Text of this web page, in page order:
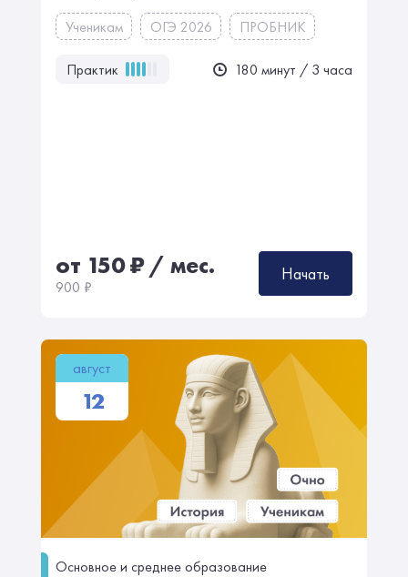
Ученикам ОГЭ 2026 ПРОБНИК
Практик 180 минут / 3 часа
от 150₽/ мес.
900 ₽
Начать
август
12
Основное и среднее образование